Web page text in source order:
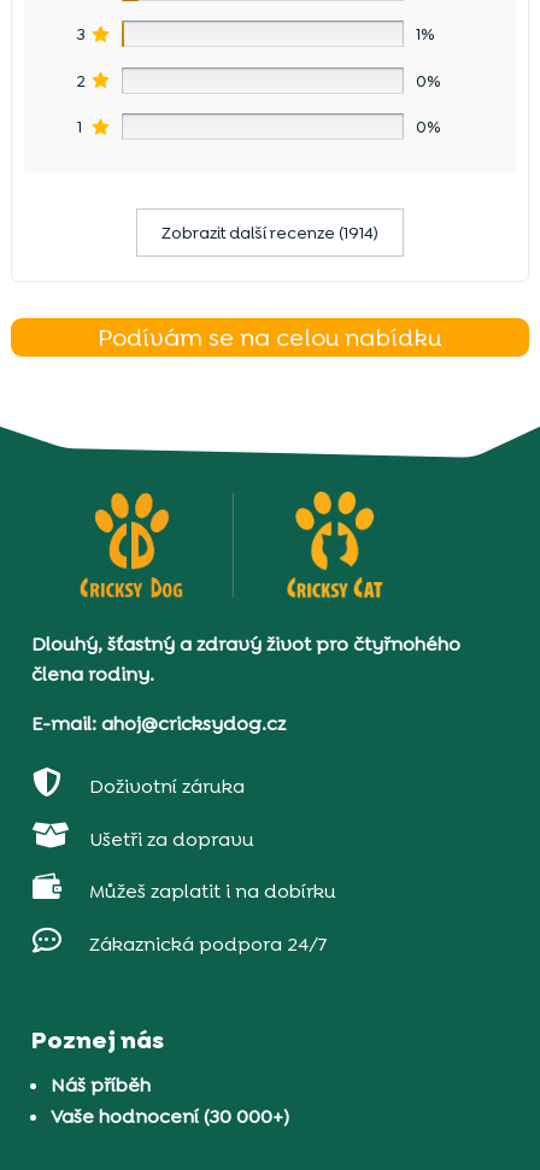
3 1%
2 0%
1 0%
Zobrazit další recenze (1914)
Podívám se na celou nabídku
Dlouhý, šťastný a zdravý život pro čtyřnohého
člena rodiny.
E-mail: ahoj@cricksydog.cz
 Doživotní záruka
 Ušetři za dopravu
 Můžeš zaplatit i na dobírku
 Zákaznická podpora 24/7
Poznej nás
Náš příběh
Vaše hodnocení (30 000+)